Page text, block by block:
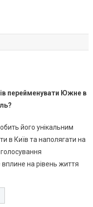
перейменувати Южне в
його унікальним
в Київ та наполягати на
голосування
вплине на рівень життя